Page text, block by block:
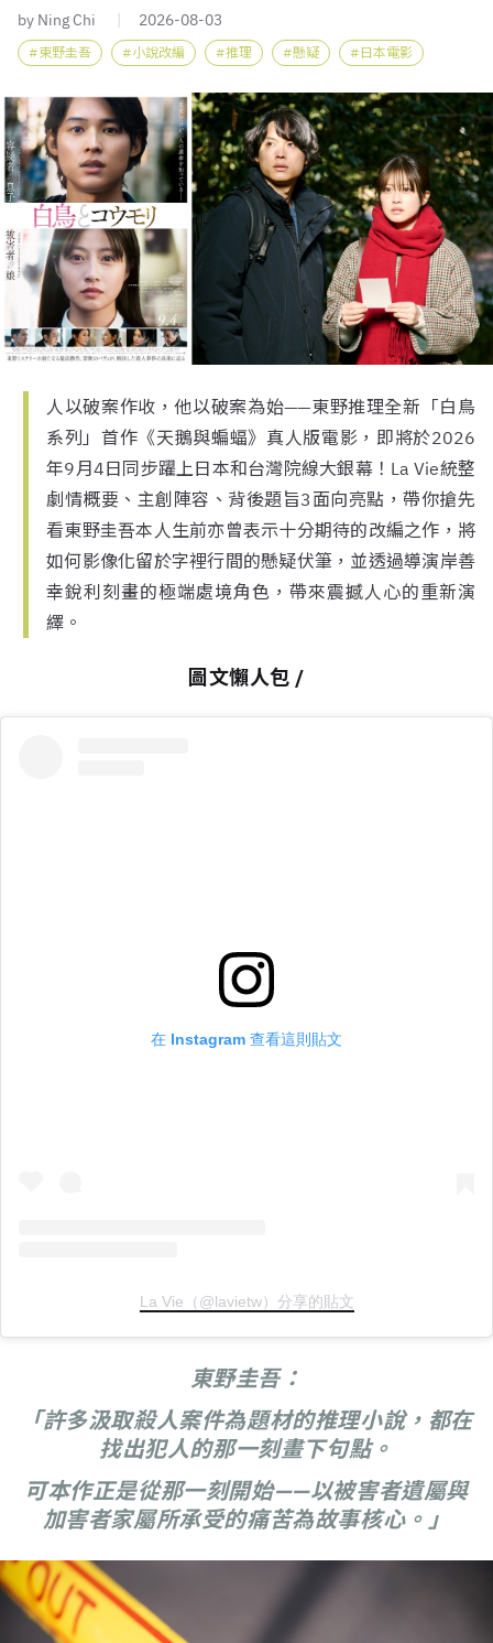
by Ning Chi 2026-08-03
東野圭吾 小說改編 推理 懸疑 日本電影
人以破案作收，他以破案為始——東野推理全新「白鳥
系列」首作《天鵝與蝙蝠》真人版電影，即將於2026
年9月4日同步躍上日本和台灣院線大銀幕！La Vie統整
劇情概要、主創陣容、背後題旨3面向亮點，帶你搶先
看東野圭吾本人生前亦曾表示十分期待的改編之作，將
如何影像化留於字裡行間的懸疑伏筆，並透過導演岸善
幸銳利刻畫的極端處境角色，帶來震撼人心的重新演
繹。
圖文懶人包 /
在 Instagram 查看這則貼文
La Vie（@lavietw）分享的貼文
東野圭吾：
「許多汲取殺人案件為題材的推理小說，都在
找出犯人的那一刻畫下句點。
可本作正是從那一刻開始——以被害者遺屬與
加害者家屬所承受的痛苦為故事核心。」